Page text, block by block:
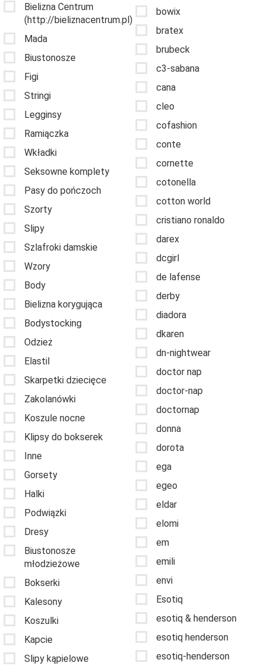
Bielizna Centrum
(http://bieliznacentrum.pl)
Mada
Biustonosze
Figi
Stringi
Legginsy
Ramiączka
Wkładki
Seksowne komplety
Pasy do pończoch
Szorty
Slipy
Szlafroki damskie
Wzory
Body
Bielizna korygująca
Bodystocking
Odzież
Elastil
Skarpetki dziecięce
Zakolanówki
Koszule nocne
Klipsy do bokserek
Inne
Gorsety
Halki
Podwiązki
Dresy
Biustonosze
młodzieżowe
Bokserki
Kalesony
Koszulki
Kapcie
Slipy kąpielowe
bowix
bratex
brubeck
c3-sabana
cana
cleo
cofashion
conte
cornette
cotonella
cotton world
cristiano ronaldo
darex
dcgirl
de lafense
derby
diadora
dkaren
dn-nightwear
doctor nap
doctor-nap
doctornap
donna
dorota
ega
egeo
eldar
elomi
em
emili
envi
Esotiq
esotiq & henderson
esotiq henderson
esotiq-henderson